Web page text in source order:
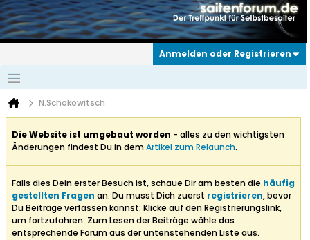
Anmelden oder Registrieren
N.Schokowitsch
Die Website ist umgebaut worden - alles zu den wichtigsten
Änderungen findest Du in demArtikel zum Relaunch.
Falls dies Dein erster Besuch ist, schaue Dir am besten die häufig
gestellten Fragen an. Du musst Dich zuerst registrieren, bevor
Du Beiträge verfassen kannst: Klicke auf den Registrierungslink,
um fortzufahren. Zum Lesen der Beiträge wähle das
entsprechende Forum aus der untenstehenden Liste aus.